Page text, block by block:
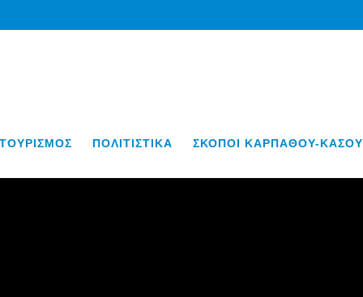
ΤΟΥΡΙΣΜΟΣ ΠΟΛΙΤΙΣΤΙΚΑ ΣΚΟΠΟΙ ΚΑΡΠΑΘΟΥ-ΚΑΣΟΥ